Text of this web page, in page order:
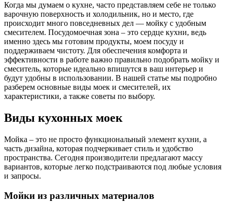
Когда мы думаем о кухне, часто представляем себе не только
варочную поверхность и холодильник, но и место, где
происходит много повседневных дел — мойку с удобным
смесителем. Посудомоечная зона – это сердце кухни, ведь
именно здесь мы готовим продукты, моем посуду и
поддерживаем чистоту. Для обеспечения комфорта и
эффективности в работе важно правильно подобрать мойку и
смеситель, которые идеально впишутся в ваш интерьер и
будут удобны в использовании. В нашей статье мы подробно
разберем основные виды моек и смесителей, их
характеристики, а также советы по выбору.
Виды кухонных моек
Мойка – это не просто функциональный элемент кухни, а
часть дизайна, которая подчеркивает стиль и удобство
пространства. Сегодня производители предлагают массу
вариантов, которые легко подстраиваются под любые условия
и запросы.
Мойки из различных материалов